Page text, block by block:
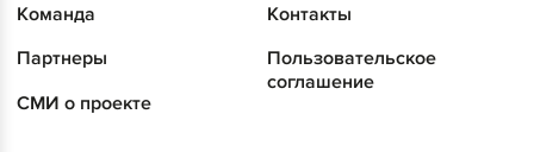
Команда
Партнеры
СМИ о проекте
Контакты
Пользовательское
соглашение